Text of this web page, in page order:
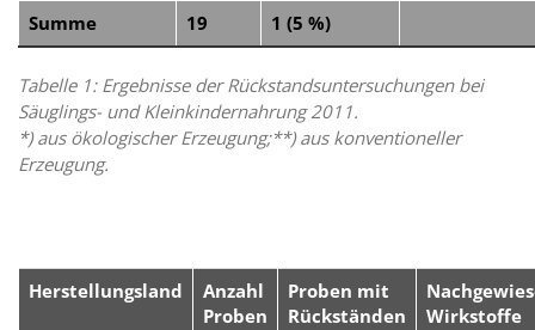
Summe 19 1 (5 %)
Tabelle 1: Ergebnisse der Rückstandsuntersuchungen bei
Säuglings- und Kleinkindernahrung 2011.
*) aus ökologischer Erzeugung;**) aus konventioneller
Erzeugung.
Herstellungsland
Anzahl
Proben
Proben mit
Rückständen
Wirkstoffe